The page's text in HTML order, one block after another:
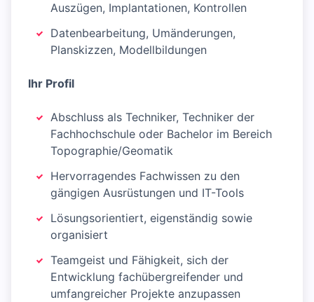
Auszügen, Implantationen, Kontrollen
Datenbearbeitung, Umänderungen,
Planskizzen, Modellbildungen
Ihr Profil
Abschluss als Techniker, Techniker der
Fachhochschule oder Bachelor im Bereich
Topographie/Geomatik
Hervorragendes Fachwissen zu den
gängigen Ausrüstungen und IT-Tools
Lösungsorientiert, eigenständig sowie
organisiert
Teamgeist und Fähigkeit, sich der
Entwicklung fachübergreifender und
umfangreicher Projekte anzupassen